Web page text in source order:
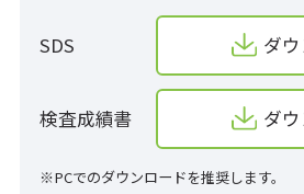
SDS ダ
検査成績書 ダ
※PCでのダウンロードを推奨します。